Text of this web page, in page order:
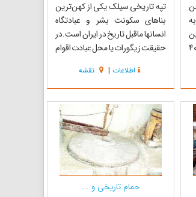
شهرستان نام برد. این بقعه که در40
تپه تاریخی سیلک یکی از کهن‌ترین
بناهای سکونت بشر و عبادتگاه
انسانها ماقبل تاریخ در ایران است.در
حقیقت زیگورات یا محل عبادت اقوام
شهرنشینی توسط آریایی‌ها در آن
شکل گرفت این بنا از گل رس و سفال
ساخته شده است. این بنا در پهلوی
جنوب غربی کاشان و در سمت...
اطلاعات | نقشه
حمام تاریخی و ...